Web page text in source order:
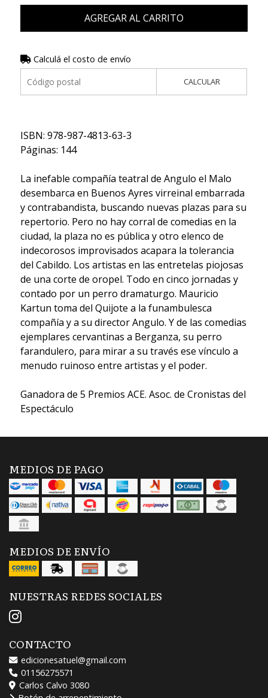
AGREGAR AL CARRITO
Calculá el costo de envío
CALCULAR
ISBN: 978-987-4813-63-3
Páginas: 144
La inefable compañía teatral de Angulo el Malo
desembarca en Buenos Ayres virreinal embarrada
y contrabandista, buscando nuevas plazas para su
repertorio. Pero no hay corral de comedias en la
ciudad, la plaza no es pública y otro elenco de
indecorosos improvisados acapara la tolerancia
del Cabildo. Los artistas en las entretelas piojosas
de una corte de oropel. Todo en cinco jornadas y
contado por un perro dramaturgo. Mauricio
Kartun toma del Quijote a la funambulesca
compañía y a su director Angulo. Y de las comedias
ejemplares cervantinas a Berganza, su perro
farandulero, para mirar a su través ese vínculo a
menudo ruinoso entre artistas y el poder.
Ganadora de 5 Premios ACE. Asoc. de Cronistas del
Espectáculo
MEDIOS DE PAGO
MEDIOS DE ENVÍO
NUESTRAS REDES SOCIALES
CONTACTO
edicionesatuel@gmail.com
01156275571
Carlos Calvo 3080